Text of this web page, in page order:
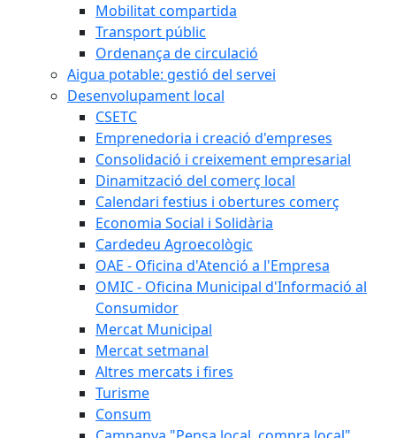
Mobilitat compartida
Transport públic
Ordenança de circulació
Aigua potable: gestió del servei
Desenvolupament local
CSETC
Emprenedoria i creació d'empreses
Consolidació i creixement empresarial
Dinamització del comerç local
Calendari festius i obertures comerç
Economia Social i Solidària
Cardedeu Agroecològic
OAE - Oficina d'Atenció a l'Empresa
OMIC - Oficina Municipal d'Informació al
Consumidor
Mercat Municipal
Mercat setmanal
Altres mercats i fires
Turisme
Consum